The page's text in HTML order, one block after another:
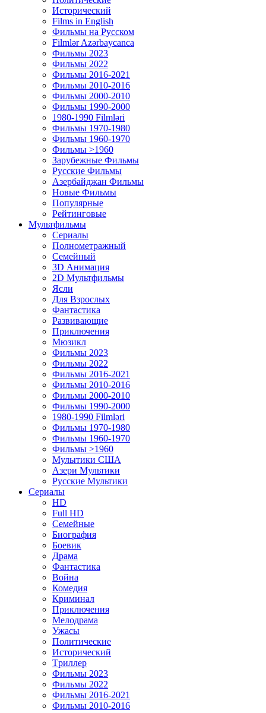
Исторический
Films in English
Фильмы на Русском
Filmlər Azərbaycanca
Фильмы 2023
Фильмы 2022
Фильмы 2016-2021
Фильмы 2010-2016
Фильмы 2000-2010
Фильмы 1990-2000
1980-1990 Filmləri
Фильмы 1970-1980
Фильмы 1960-1970
Фильмы >1960
Зарубежные Фильмы
Русские Фильмы
Азербайджан Фильмы
Новые Фильмы
Популярные
Рейтинговые
Мультфильмы
Сериалы
Полнометражный
Семейный
3D Анимация
2D Мультфильмы
Ясли
Для Взрослых
Фантастика
Развивающие
Приключения
Мюзикл
Фильмы 2023
Фильмы 2022
Фильмы 2016-2021
Фильмы 2010-2016
Фильмы 2000-2010
Фильмы 1990-2000
1980-1990 Filmləri
Фильмы 1970-1980
Фильмы 1960-1970
Фильмы >1960
Мулытики США
Азери Мультики
Русские Мультики
Сериалы
HD
Full HD
Семейные
Биография
Боевик
Драма
Фантастика
Война
Комедия
Криминал
Приключения
Мелодрама
Ужасы
Политические
Исторический
Tриллер
Фильмы 2023
Фильмы 2022
Фильмы 2016-2021
Фильмы 2010-2016